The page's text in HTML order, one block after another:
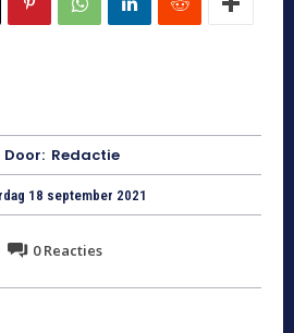
Door: Redactie
18 september 2021
0Reacties